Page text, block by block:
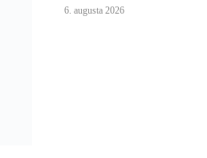
6. augusta 2026